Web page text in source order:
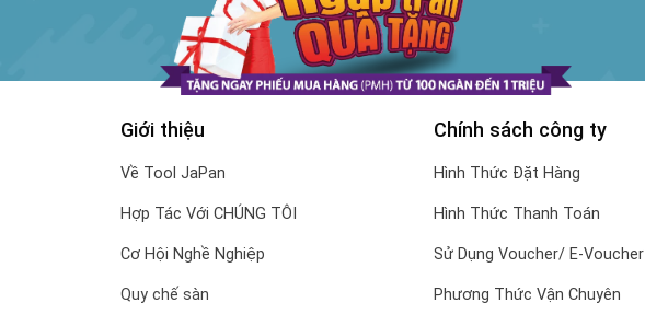
Giới thiệu
Về Tool JaPan
Hợp Tác Với CHÚNG TÔI
Cơ Hội Nghề Nghiệp
Quy chế sàn
Chính sách công ty
Hình Thức Đặt Hàng
Hình Thức Thanh Toán
Sử Dụng Voucher/ E-Voucher
Phương Thức Vận Chuyên